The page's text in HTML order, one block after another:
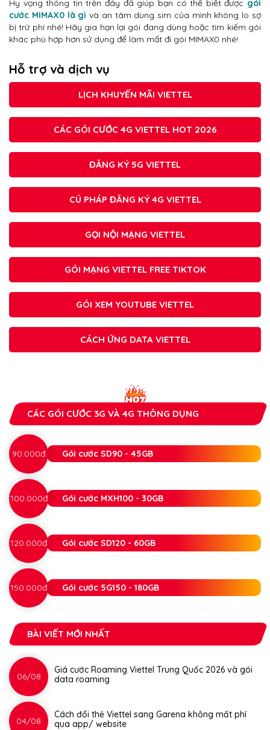
Hy vọng thông tin trên đây đã giúp bạn có thể biết được gói
cước MIMAX0 là gì và an tâm dùng sim của mình không lo sợ
bị trừ phí nhé! Hãy gia hạn lại gói đang dùng hoặc tìm kiếm gói
khác phù hợp hơn sử dụng để làm mất đi gói MIMAX0 nhé!
Hỗ trợ và dịch vụ
LỊCH KHUYẾN MÃI VIETTEL
CÁC GÓI CƯỚC 4G VIETTEL HOT 2026
ĐĂNG KÝ 5G VIETTEL
CÚ PHÁP ĐĂNG KÝ 4G VIETTEL
GỌI NỘI MẠNG VIETTEL
GÓI MẠNG VIETTEL FREE TIKTOK
GÓI XEM YOUTUBE VIETTEL
CÁCH ỨNG DATA VIETTEL
CÁC GÓI CƯỚC 3G VÀ 4G THÔNG DỤNG
90.000đ Gói cước SD90 - 45GB
100.000đ Gói cước MXH100 - 30GB
120.000đ Gói cước SD120 - 60GB
150.000đ Gói cước 5G150 - 180GB
BÀI VIẾT MỚI NHẤT
06/08
Giá cước Roaming Viettel Trung Quốc 2026 và gói
data roaming
04/08
Cách đổi thẻ Viettel sang Garena không mất phí
qua app/ website